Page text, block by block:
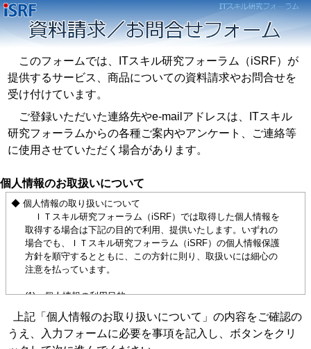
このフォームでは、ITスキル研究フォーラム（iSRF）が
提供するサービス、商品についての資料請求やお問合せを
受け付けています。
ご登録いただいた連絡先やe-mailアドレスは、ITスキル
研究フォーラムからの各種ご案内やアンケート、ご連絡等
に使用させていただく場合があります。
個人情報のお取扱いについて
◆ 個人情報の取り扱いについて
ＩＴスキル研究フォーラム（iSRF）では取得した個人情報を
取得する場合は下記の目的で利用、提供いたします。いずれの
場合でも、ＩＴスキル研究フォーラム（iSRF）の個人情報保護
方針を順守するとともに、この方針に則り、取扱いには細心の
注意を払っています。
(1) 個人情報の利用目的
個人情報の種類
利用目的
・会員特典の提供およびご連
上記「個人情報のお取り扱いについて」の内容をご確認の
うえ、入力フォームに必要を事項を記入し、ボタンをクリ